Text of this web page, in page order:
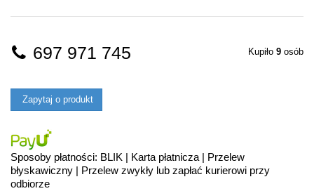
Kupiło 9 osób
697 971 745
Zapytaj o produkt
Sposoby płatności: BLIK | Karta płatnicza | Przelew
błyskawiczny | Przelew zwykły lub zapłać kurierowi przy
odbiorze